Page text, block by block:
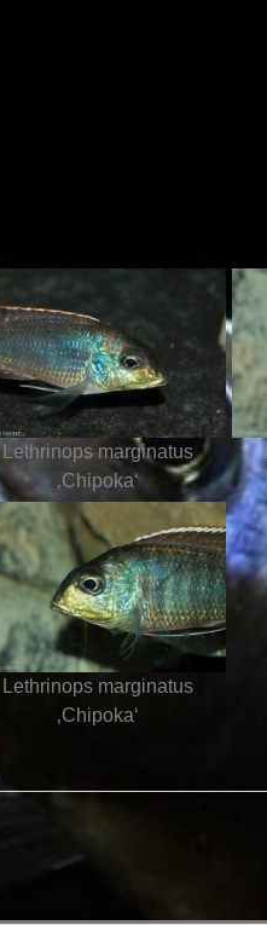
Lethrinops marginatus
‚Chipoka‘
Lethrinops marginatus
‚Chipoka‘